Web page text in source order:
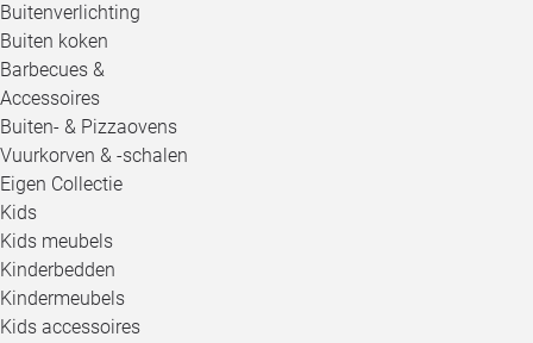
Buitenverlichting
Buiten koken
Barbecues &
Accessoires
Buiten- & Pizzaovens
Vuurkorven & -schalen
Eigen Collectie
Kids
Kids meubels
Kinderbedden
Kindermeubels
Kids accessoires